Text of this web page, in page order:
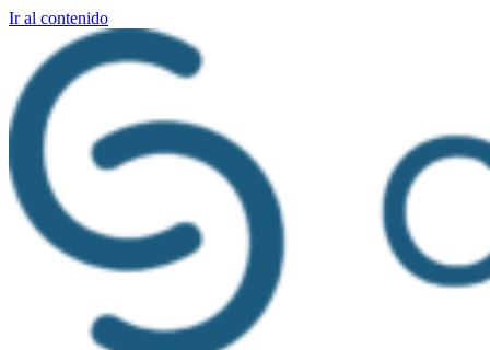
Ir al contenido